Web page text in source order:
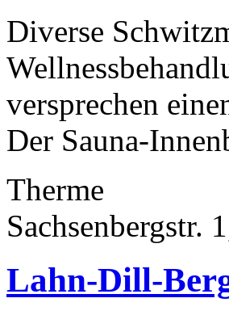
Diverse
versprechen
Der Sauna-
Therme
Sachsenbergstr.
Lahn-Dill-